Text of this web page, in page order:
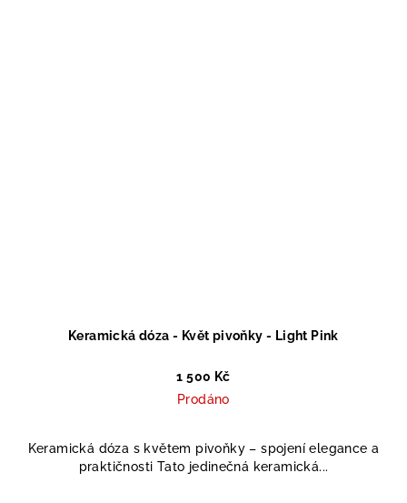
Keramická dóza - Květ pivoňky - Light Pink
1 500 Kč
Prodáno
Keramická dóza s květem pivoňky – spojení elegance a
praktičnosti Tato jedinečná keramická...